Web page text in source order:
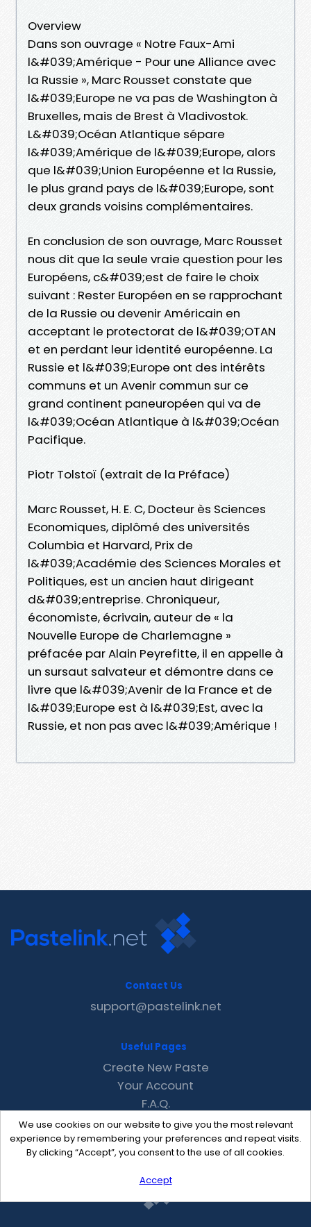
Overview
Dans son ouvrage « Notre Faux-Ami
l&#039;Amérique - Pour une Alliance avec
la Russie », Marc Rousset constate que
l&#039;Europe ne va pas de Washington à
Bruxelles, mais de Brest à Vladivostok.
L&#039;Océan Atlantique sépare
l&#039;Amérique de l&#039;Europe, alors
que l&#039;Union Européenne et la Russie,
le plus grand pays de l&#039;Europe, sont
deux grands voisins complémentaires.
En conclusion de son ouvrage, Marc Rousset
nous dit que la seule vraie question pour les
Européens, c&#039;est de faire le choix
suivant : Rester Européen en se rapprochant
de la Russie ou devenir Américain en
acceptant le protectorat de l&#039;OTAN
et en perdant leur identité européenne. La
Russie et l&#039;Europe ont des intérêts
communs et un Avenir commun sur ce
grand continent paneuropéen qui va de
l&#039;Océan Atlantique à l&#039;Océan
Pacifique.
Piotr Tolstoï (extrait de la Préface)
Marc Rousset, H. E. C, Docteur ès Sciences
Economiques, diplômé des universités
Columbia et Harvard, Prix de
l&#039;Académie des Sciences Morales et
Politiques, est un ancien haut dirigeant
d&#039;entreprise. Chroniqueur,
économiste, écrivain, auteur de « la
Nouvelle Europe de Charlemagne »
préfacée par Alain Peyrefitte, il en appelle à
un sursaut salvateur et démontre dans ce
livre que l&#039;Avenir de la France et de
l&#039;Europe est à l&#039;Est, avec la
Russie, et non pas avec l&#039;Amérique !
We use cookies on our website to give you the most relevant
experience by remembering your preferences and repeat visits.
By clicking “Accept”, you consent to the use of all cookies.
Accept
Contact Us
support@pastelink.net
Useful Pages
Create New Paste
Your Account
F.A.Q.
Recent
Contact